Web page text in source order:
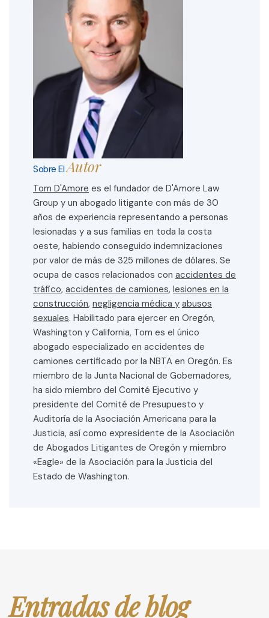
Sobre ElAutor
Tom D'Amore es el fundador de D'Amore Law
Group y un abogado litigante con más de 30
años de experiencia representando a personas
lesionadas y a sus familias en toda la costa
oeste, habiendo conseguido indemnizaciones
por valor de más de 325 millones de dólares. Se
ocupa de casos relacionados con accidentes de
tráfico, accidentes de camiones, lesiones en la
construcción, negligencia médica y abusos
sexuales. Habilitado para ejercer en Oregón,
Washington y California, Tom es el único
abogado especializado en accidentes de
camiones certificado por la NBTA en Oregón. Es
miembro de la Junta Nacional de Gobernadores,
ha sido miembro del Comité Ejecutivo y
presidente del Comité de Presupuesto y
Auditoría de la Asociación Americana para la
Justicia, así como expresidente de la Asociación
de Abogados Litigantes de Oregón y miembro
«Eagle» de la Asociación para la Justicia del
Estado de Washington.
Entradas de blog